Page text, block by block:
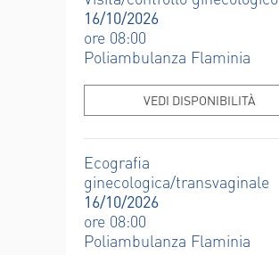
16/10/2026
ore 08:00
Poliambulanza Flaminia
VEDI DISPONIBILITÀ
Ecografia
ginecologica/transvaginale
16/10/2026
ore 08:00
Poliambulanza Flaminia